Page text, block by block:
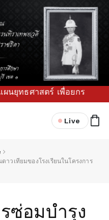
าสตร์ เพื่อยกระดับคุณภา
Live
วเทียมของโรงเรียนในโครงการ
ซ่อมบำรุง